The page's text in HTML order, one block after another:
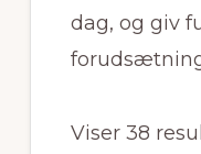
dag, og giv
Viser 38